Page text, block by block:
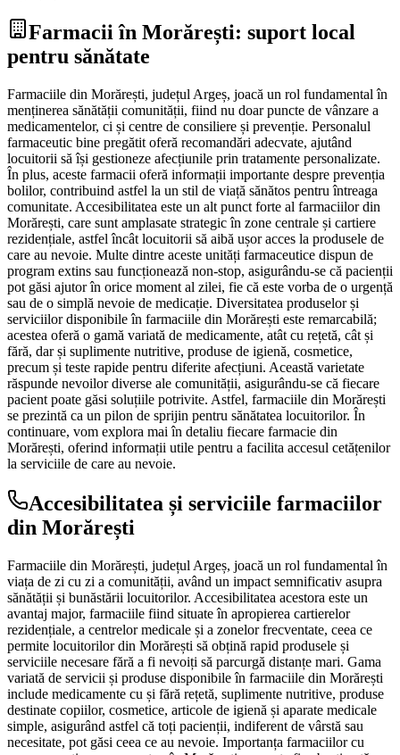
Farmacii în Morărești: suport local
pentru sănătate
Farmaciile din Morărești, județul Argeș, joacă un rol fundamental în
menținerea sănătății comunității, fiind nu doar puncte de vânzare a
medicamentelor, ci și centre de consiliere și prevenție. Personalul
farmaceutic bine pregătit oferă recomandări adecvate, ajutând
locuitorii să își gestioneze afecțiunile prin tratamente personalizate.
În plus, aceste farmacii oferă informații importante despre prevenția
bolilor, contribuind astfel la un stil de viață sănătos pentru întreaga
comunitate. Accesibilitatea este un alt punct forte al farmaciilor din
Morărești, care sunt amplasate strategic în zone centrale și cartiere
rezidențiale, astfel încât locuitorii să aibă ușor acces la produsele de
care au nevoie. Multe dintre aceste unități farmaceutice dispun de
program extins sau funcționează non-stop, asigurându-se că pacienții
pot găsi ajutor în orice moment al zilei, fie că este vorba de o urgență
sau de o simplă nevoie de medicație. Diversitatea produselor și
serviciilor disponibile în farmaciile din Morărești este remarcabilă;
acestea oferă o gamă variată de medicamente, atât cu rețetă, cât și
fără, dar și suplimente nutritive, produse de igienă, cosmetice,
precum și teste rapide pentru diferite afecțiuni. Această varietate
răspunde nevoilor diverse ale comunității, asigurându-se că fiecare
pacient poate găsi soluțiile potrivite. Astfel, farmaciile din Morărești
se prezintă ca un pilon de sprijin pentru sănătatea locuitorilor. În
continuare, vom explora mai în detaliu fiecare farmacie din
Morărești, oferind informații utile pentru a facilita accesul cetățenilor
la serviciile de care au nevoie.
Accesibilitatea și serviciile farmaciilor
din Morărești
Farmaciile din Morărești, județul Argeș, joacă un rol fundamental în
viața de zi cu zi a comunității, având un impact semnificativ asupra
sănătății și bunăstării locuitorilor. Accesibilitatea acestora este un
avantaj major, farmaciile fiind situate în apropierea cartierelor
rezidențiale, a centrelor medicale și a zonelor frecventate, ceea ce
permite locuitorilor din Morărești să obțină rapid produsele și
serviciile necesare fără a fi nevoiți să parcurgă distanțe mari. Gama
variată de servicii și produse disponibile în farmaciile din Morărești
include medicamente cu și fără rețetă, suplimente nutritive, produse
destinate copiilor, cosmetice, articole de igienă și aparate medicale
simple, asigurând astfel că toți pacienții, indiferent de vârstă sau
necesitate, pot găsi ceea ce au nevoie. Importanța farmaciilor cu